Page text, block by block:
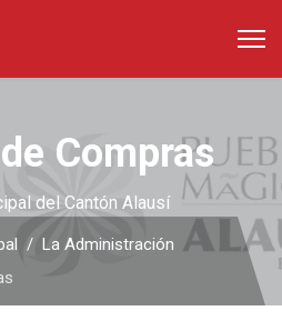
Compras
del Cantón Alausí
La Administración